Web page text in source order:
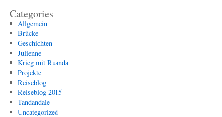
Categories
Allgemein
Brücke
Geschichten
Julienne
Krieg mit Ruanda
Projekte
Reiseblog
Reiseblog 2015
Tandandale
Uncategorized